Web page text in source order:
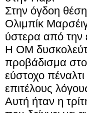
Στην όγδοη
Ολιμπίκ
ύστερα από την
Η ΟΜ
προβάδισμα στο
εύστοχο
επιτέλους
Αυτή ήταν η